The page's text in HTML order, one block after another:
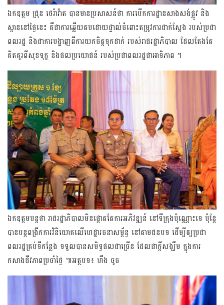
ឯកឧត្តម ជ្រុន ថេរ៉ាវ៉ាត បានមានប្រសាសន៍ថា ការបើកការដ្ឋានសាងសង់ផ្លូវ និង
ស្ពាននៅថ្ងៃនេះ គឺជាការឆ្លើយតបដោយផ្ទាល់ចំពោះតម្រូវការជាក់ស្តែង របស់ប្រជា
ពលរដ្ឋ និងជាការបង្ហាញពីការយកចិត្តទុកដាក់ របស់រាជរដ្ឋាភិបាល ដែលតែងតែ
គិតគូរពីសុខទុក្ខ និងផលប្រយោជន៍ របស់ប្រជាពលរដ្ឋជាអាទិភាព ។
ឯកឧត្តមបន្តថា រាជរដ្ឋាភិបាលមិនផ្តោតតែការអភិវឌ្ឍន៍ នៅទីក្រុងប៉ុណ្ណោះទេ ប៉ុន្តែ
បានបន្តពង្រីកការវិនិយោគលើហេដ្ឋារចនាសម្ព័ន្ធ នៅតាមជនបទ ដើម្បីឲ្យប្រជា
ពលរដ្ឋគ្រប់ទីកន្លែង ទទួលបានសមិទ្ធផលជាច្រើន ដែលជាក្តីសង្ឃឹម ក្នុងការ
កសាងជីវភាពប្រចាំថ្ងៃ ៕អត្ថបទ៖ ហឹង ចូច